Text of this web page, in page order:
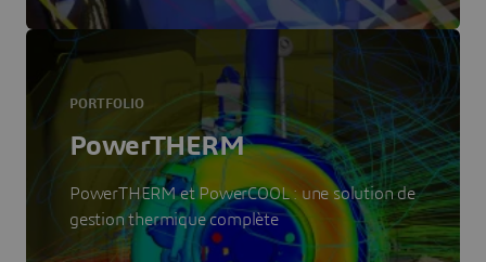
PORTFOLIO
PowerTHERM
PowerTHERM et PowerCOOL : une solution de
gestion thermique complète